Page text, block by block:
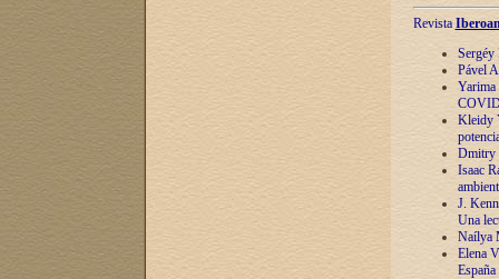
Revista
Sergéy
Pável
Yarima
Kleidy
Dmitry
Isaac
J.
Una
Naílya
Elena
España